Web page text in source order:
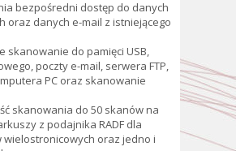
bezpośredni dostęp do danych
oraz danych e-mail z istniejącego
skanowanie do pamięci USB,
poczty e-mail, serwera FTP,
PC oraz skanowanie
skanowania do 50 skanów na
z podajnika RADF dla
wielostronicowych oraz jedno i